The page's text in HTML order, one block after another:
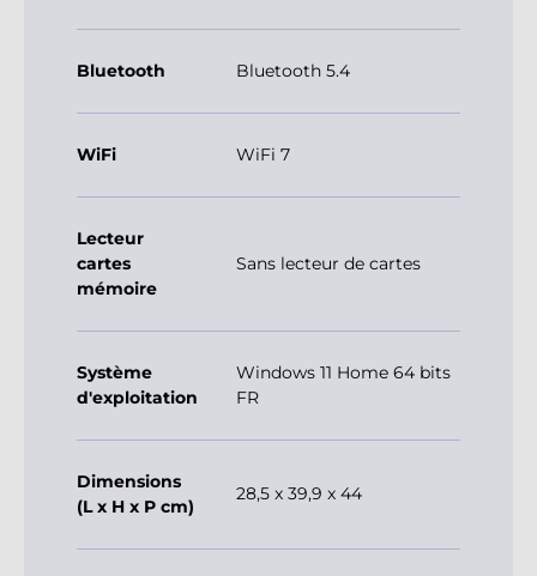
Bluetooth Bluetooth 5.4
WiFi WiFi 7
Lecteur
cartes
mémoire
Sans lecteur de cartes
Système
d'exploitation
Windows 11 Home 64 bits
FR
Dimensions
(L x H x P cm)
28,5 x 39,9 x 44